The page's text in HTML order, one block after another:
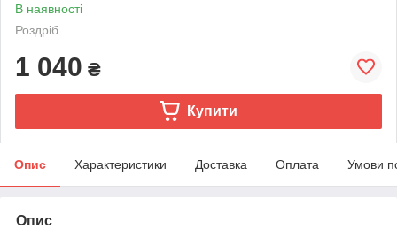
В наявності
Роздріб
1 040 ₴
Купити
Опис Характеристики Доставка Оплата Умови
Опис